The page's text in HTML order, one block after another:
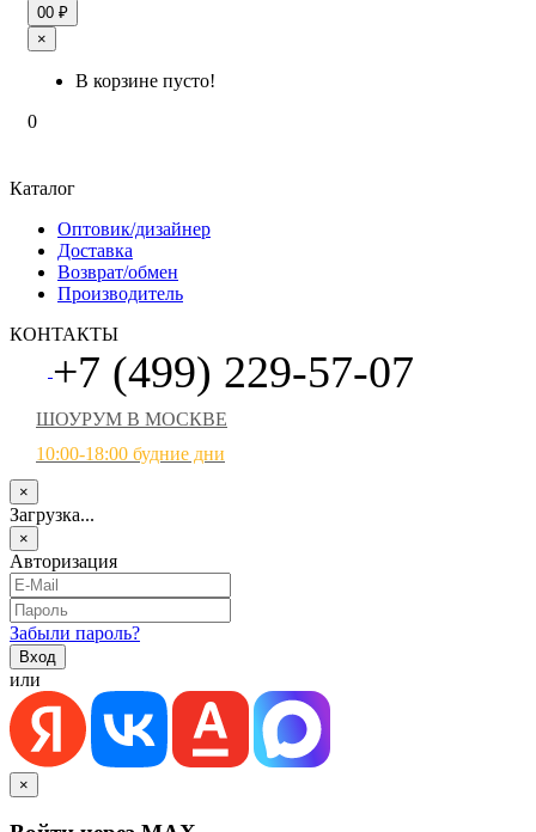
00 ₽
×
В корзине пусто!
0
Каталог
Оптовик/дизайнер
Доставка
Возврат/обмен
Производитель
КОНТАКТЫ
+7 (499) 229-57-07
ШОУРУМ В МОСКВЕ
10:00-18:00 будние дни
×
Загрузка...
×
Авторизация
Забыли пароль?
или
×